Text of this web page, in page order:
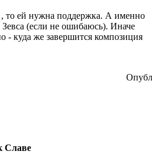
, то ей нужна поддержка. А именно
Зевса (если не ошибаюсь). Иначе
- куда же завершится композиция
Славе